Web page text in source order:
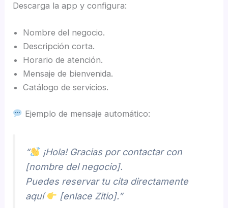
Descarga la app y configura:
Nombre del negocio.
Descripción corta.
Horario de atención.
Mensaje de bienvenida.
Catálogo de servicios.
Ejemplo de mensaje automático:
“
¡Hola! Gracias por contactar con
[nombre del negocio].
Puedes reservar tu cita directamente
aquí
[enlace Zitio].”